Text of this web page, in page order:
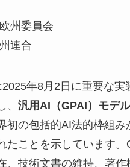
欧州委員会
連合
2025年8月2日に重要な実
、 汎用AI（GPAI）モデ
初の包括的AI法的枠組み
たことを示しています。
、技術文書の維持、著